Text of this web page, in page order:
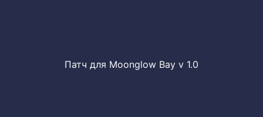
Патч для Moonglow Bay v 1.0